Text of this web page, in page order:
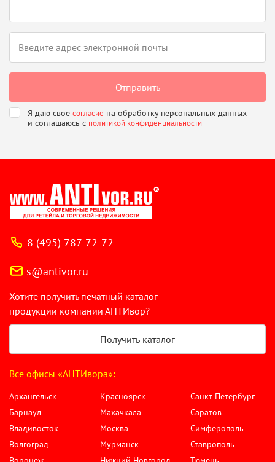
Я даю свое согласие на обработку персональных данных
и соглашаюсь с политикой конфиденциальности
8 (495) 787-72-72
s@antivor.ru
Хотите получить печатный каталог
продукции компании АНТИвор?
Получить каталог
Все офисы «АНТИвора»:
Архангельск
Барнаул
Владивосток
Волгоград
Красноярск
Махачкала
Москва
Мурманск
Санкт-Петербург
Саратов
Симферополь
Ставрополь